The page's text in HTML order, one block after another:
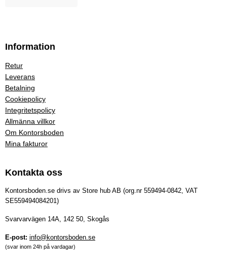
Information
Retur
Leverans
Betalning
Cookiepolicy
Integritetspolicy
Allmänna villkor
Om Kontorsboden
Mina fakturor
Kontakta oss
Kontorsboden.se drivs av Store hub AB (org.nr 559494-0842, VAT
SE559494084201)
Svarvarvägen 14A, 142 50, Skogås
E-post: info@kontorsboden.se
(svar inom 24h på vardagar)